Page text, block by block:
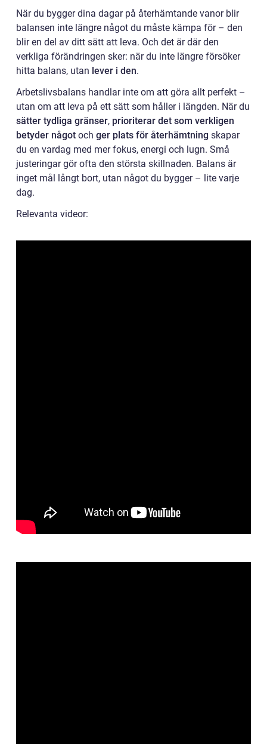
När du bygger dina dagar på återhämtande vanor blir
balansen inte längre något du måste kämpa för – den
blir en del av ditt sätt att leva. Och det är där den
verkliga förändringen sker: när du inte längre försöker
hitta balans, utan lever i den.
Arbetslivsbalans handlar inte om att göra allt perfekt –
utan om att leva på ett sätt som håller i längden. När du
sätter tydliga gränser, prioriterar det som verkligen
betyder något och ger plats för återhämtning skapar
du en vardag med mer fokus, energi och lugn. Små
justeringar gör ofta den största skillnaden. Balans är
inget mål långt bort, utan något du bygger – lite varje
dag.
Relevanta videor: